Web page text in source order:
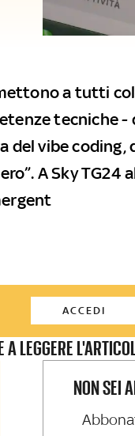
a tutti
tecniche -
del vibe
A Sky TG24
ACCEDI
LEGGERE
NON SEI